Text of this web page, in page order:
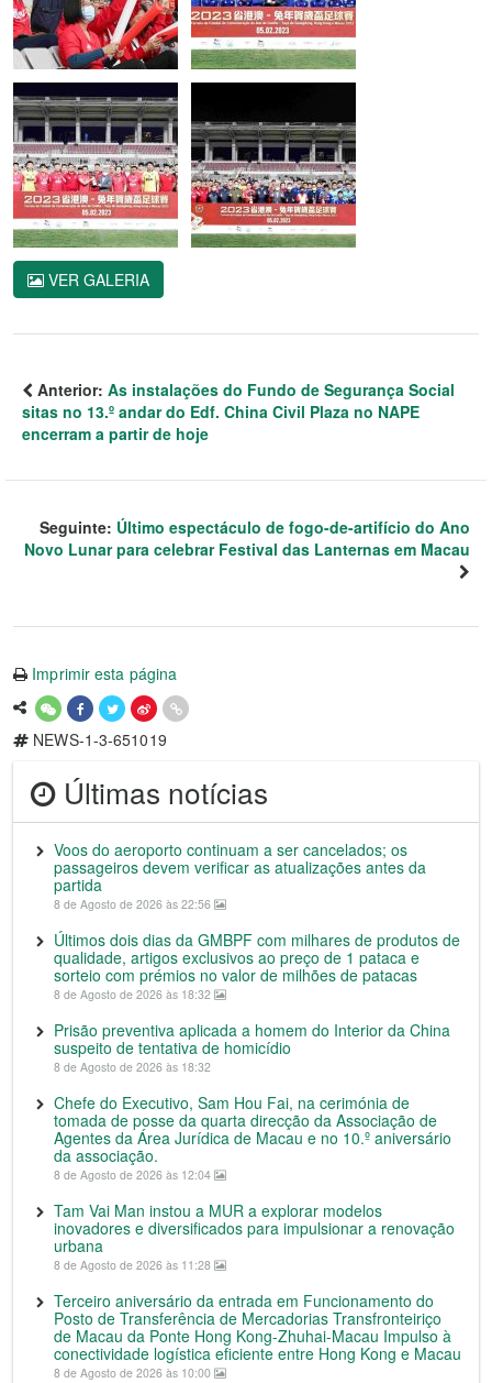
VER GALERIA
Anterior: As instalações do Fundo de Segurança Social
sitas no 13.º andar do Edf. China Civil Plaza no NAPE
encerram a partir de hoje
Seguinte: Último espectáculo de fogo-de-artifício do Ano
Novo Lunar para celebrar Festival das Lanternas em Macau
Imprimir esta página
NEWS-1-3-651019
Últimas notícias
Voos do aeroporto continuam a ser cancelados; os
passageiros devem verificar as atualizações antes da
partida
8 de Agosto de 2026 às 22:56
Últimos dois dias da GMBPF com milhares de produtos de
qualidade, artigos exclusivos ao preço de 1 pataca e
sorteio com prémios no valor de milhões de patacas
8 de Agosto de 2026 às 18:32
Prisão preventiva aplicada a homem do Interior da China
suspeito de tentativa de homicídio
8 de Agosto de 2026 às 18:32
Chefe do Executivo, Sam Hou Fai, na cerimónia de
tomada de posse da quarta direcção da Associação de
Agentes da Área Jurídica de Macau e no 10.º aniversário
da associação.
8 de Agosto de 2026 às 12:04
Tam Vai Man instou a MUR a explorar modelos
inovadores e diversificados para impulsionar a renovação
urbana
8 de Agosto de 2026 às 11:28
Terceiro aniversário da entrada em Funcionamento do
Posto de Transferência de Mercadorias Transfronteiriço
de Macau da Ponte Hong Kong-Zhuhai-Macau Impulso à
conectividade logística eficiente entre Hong Kong e Macau
8 de Agosto de 2026 às 10:00